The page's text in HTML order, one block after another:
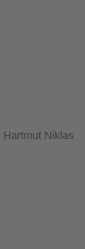
Hartmut Niklas